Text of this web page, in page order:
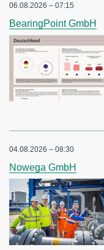
06.08.2026 – 07:15
BearingPoint GmbH
04.08.2026 – 08:30
Nowega GmbH